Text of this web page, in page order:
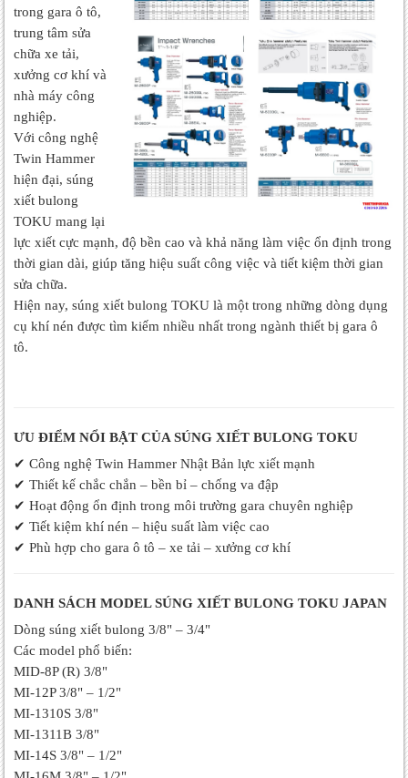
trong gara ô tô,
trung tâm sửa
chữa xe tải,
xưởng cơ khí và
nhà máy công
nghiệp.
Với công nghệ
Twin Hammer
hiện đại, súng
xiết bulong
TOKU mang lại
lực xiết cực mạnh, độ bền cao và khả năng làm việc ổn định trong
thời gian dài, giúp tăng hiệu suất công việc và tiết kiệm thời gian
sửa chữa.
Hiện nay, súng xiết bulong TOKU là một trong những dòng dụng
cụ khí nén được tìm kiếm nhiều nhất trong ngành thiết bị gara ô
tô.
ƯU ĐIỂM NỔI BẬT CỦA SÚNG XIẾT BULONG TOKU
✔ Công nghệ Twin Hammer Nhật Bản lực xiết mạnh
✔ Thiết kế chắc chắn – bền bỉ – chống va đập
✔ Hoạt động ổn định trong môi trường gara chuyên nghiệp
✔ Tiết kiệm khí nén – hiệu suất làm việc cao
✔ Phù hợp cho gara ô tô – xe tải – xưởng cơ khí
DANH SÁCH MODEL SÚNG XIẾT BULONG TOKU JAPAN
Dòng súng xiết bulong 3/8" – 3/4"
Các model phổ biến:
MID-8P (R) 3/8"
MI-12P 3/8" – 1/2"
MI-1310S 3/8"
MI-1311B 3/8"
MI-14S 3/8" – 1/2"